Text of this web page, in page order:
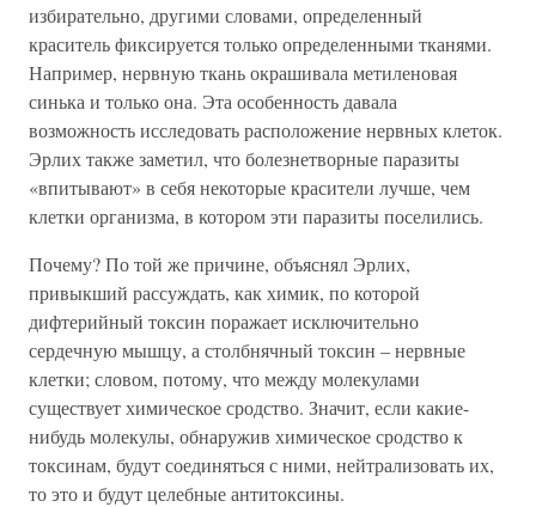
избирательно, другими словами, определенный
краситель фиксируется только определенными тканями.
Например, нервную ткань окрашивала метиленовая
синька и только она. Эта особенность давала
возможность исследовать расположение нервных клеток.
Эрлих также заметил, что болезнетворные паразиты
«впитывают» в себя некоторые красители лучше, чем
клетки организма, в котором эти паразиты поселились.
Почему? По той же причине, объяснял Эрлих,
привыкший рассуждать, как химик, по которой
дифтерийный токсин поражает исключительно
сердечную мышцу, а столбнячный токсин – нервные
клетки; словом, потому, что между молекулами
существует химическое сродство. Значит, если какие-
нибудь молекулы, обнаружив химическое сродство к
токсинам, будут соединяться с ними, нейтрализовать их,
то это и будут целебные антитоксины.